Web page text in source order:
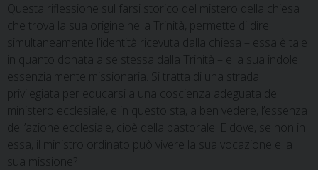
Questa riflessione sul farsi storico del mistero della chiesa
che trova la sua origine nella Trinità, permette di dire
simultaneamente l’identità ricevuta dalla chiesa – essa è tale
in quanto donata a se stessa dalla Trinità – e la sua indole
essenzialmente missionaria. Si tratta di una strada
privilegiata per educarsi a una coscienza adeguata del
ministero ecclesiale, e in questo sta, a ben vedere, l’essenza
dell’azione ecclesiale, cioè della pastorale. E dove, se non in
essa, il ministro ordinato può vivere la sua vocazione e la
sua missione?